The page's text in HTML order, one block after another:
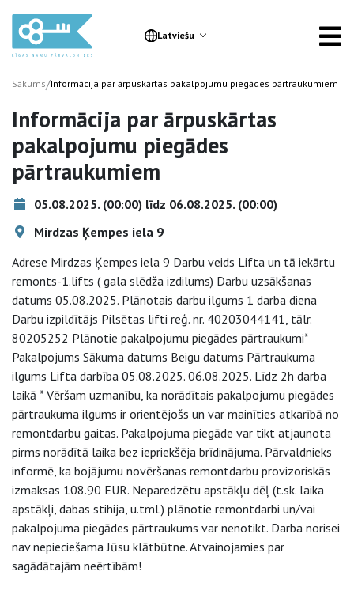
Latviešu
Sākums/Informācija par ārpuskārtas pakalpojumu piegādes pārtraukumiem
Informācija par ārpuskārtas
pakalpojumu piegādes
pārtraukumiem
05.08.2025. (00:00) līdz 06.08.2025. (00:00)
Mirdzas Ķempes iela 9
Adrese Mirdzas Ķempes iela 9 Darbu veids Lifta un tā iekārtu
remonts-1.lifts ( gala slēdža izdilums) Darbu uzsākšanas
datums 05.08.2025. Plānotais darbu ilgums 1 darba diena
Darbu izpildītājs Pilsētas lifti reģ. nr. 40203044141, tālr.
80205252 Plānotie pakalpojumu piegādes pārtraukumi*
Pakalpojums Sākuma datums Beigu datums Pārtraukuma
ilgums Lifta darbība 05.08.2025. 06.08.2025. Līdz 2h darba
laikā * Vēršam uzmanību, ka norādītais pakalpojumu piegādes
pārtraukuma ilgums ir orientējošs un var mainīties atkarībā no
remontdarbu gaitas. Pakalpojuma piegāde var tikt atjaunota
pirms norādītā laika bez iepriekšēja brīdinājuma. Pārvaldnieks
informē, ka bojājumu novēršanas remontdarbu provizoriskās
izmaksas 108.90 EUR. Neparedzētu apstākļu dēļ (t.sk. laika
apstākļi, dabas stihija, u.tml.) plānotie remontdarbi un/vai
pakalpojuma piegādes pārtraukums var nenotikt. Darba norisei
nav nepieciešama Jūsu klātbūtne. Atvainojamies par
sagādātajām neērtībām!